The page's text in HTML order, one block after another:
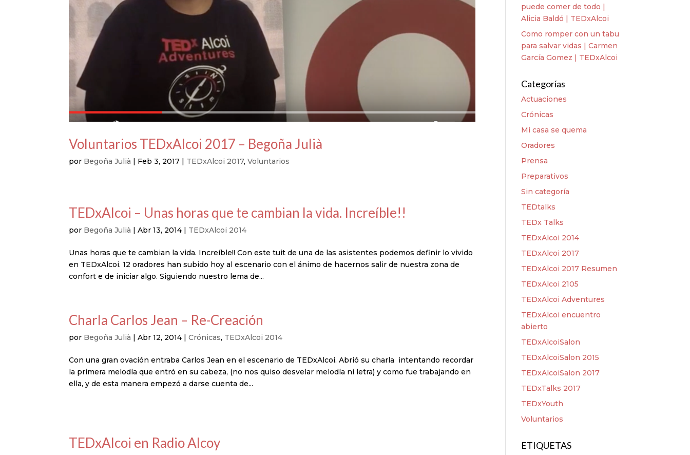
Voluntarios TEDxAlcoi 2017 – Begoña Julià
por Begoña Julià | Feb 3, 2017 | TEDxAlcoi 2017,Voluntarios
TEDxAlcoi – Unas horas que te cambian la vida. Increíble!!
por Begoña Julià |Abr 13, 2014 | TEDxAlcoi 2014
Unas horas que te cambian la vida. Increíble!! Con este tuit de una de las asistentes podemos definir lo vivido
en TEDxAlcoi. 12 oradores han subido hoy al escenario con el ánimo de hacernos salir de nuestra zona de
confort e de iniciar algo. Siguiendo nuestro lema de...
Charla Carlos Jean – Re-Creación
por Begoña Julià |Abr 12, 2014 |Crónicas, TEDxAlcoi 2014
Con una gran ovación entraba Carlos Jean en el escenario de TEDxAlcoi. Abrió su charla intentando recordar
la primera melodía que entró en su cabeza, (no nos quiso desvelar melodía ni letra) y como fue trabajando en
ella, y de esta manera empezó a darse cuenta de...
TEDxAlcoi en Radio Alcoy
puede comer de todo |
Alicia Baldó | TEDxAlcoi
Como romper con un tabu
para salvar vidas | Carmen
García Gomez | TEDxAlcoi
Categorías
Actuaciones
Crónicas
Mi casa se quema
Oradores
Prensa
Preparativos
Sin categoría
TEDtalks
TEDx Talks
TEDxAlcoi 2014
TEDxAlcoi 2017
TEDxAlcoi 2017 Resumen
TEDxAlcoi 2105
TEDxAlcoi Adventures
TEDxAlcoi encuentro
abierto
TEDxAlcoiSalon
TEDxAlcoiSalon 2015
TEDxAlcoiSalon 2017
TEDxTalks 2017
TEDxYouth
Voluntarios
ETIQUETAS